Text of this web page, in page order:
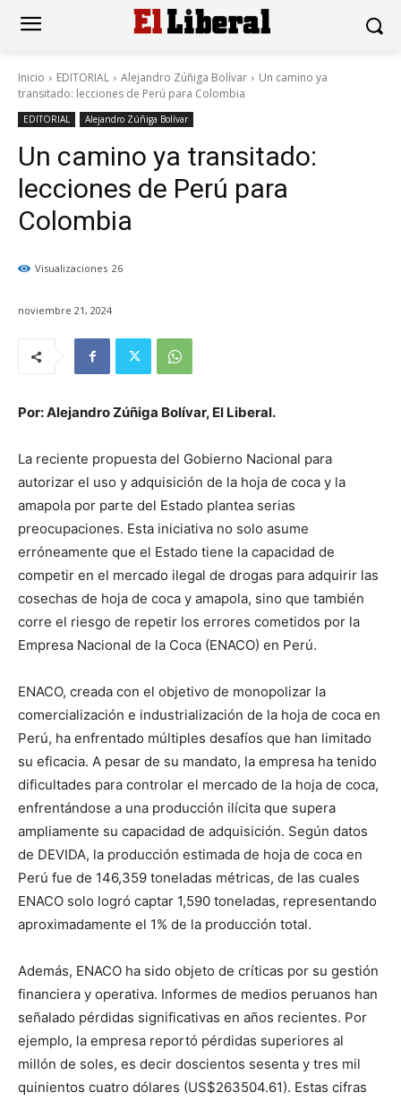
Inicio EDITORIAL Alejandro Zúñiga Bolívar
Un camino ya
transitado: lecciones de Perú para Colombia
EDITORIAL Alejandro Zúñiga Bolívar
Un camino ya transitado:
lecciones de Perú para
Colombia
Visualizaciones 26
noviembre 21, 2024
Por: Alejandro Zúñiga Bolívar, El Liberal.
La reciente propuesta del Gobierno Nacional para
autorizar el uso y adquisición de la hoja de coca y la
amapola por parte del Estado plantea serias
preocupaciones. Esta iniciativa no solo asume
erróneamente que el Estado tiene la capacidad de
competir en el mercado ilegal de drogas para adquirir las
cosechas de hoja de coca y amapola, sino que también
corre el riesgo de repetir los errores cometidos por la
Empresa Nacional de la Coca (ENACO) en Perú.
ENACO, creada con el objetivo de monopolizar la
comercialización e industrialización de la hoja de coca en
Perú, ha enfrentado múltiples desafíos que han limitado
su eficacia. A pesar de su mandato, la empresa ha tenido
dificultades para controlar el mercado de la hoja de coca,
enfrentándose a una producción ilícita que supera
ampliamente su capacidad de adquisición. Según datos
de DEVIDA, la producción estimada de hoja de coca en
Perú fue de 146,359 toneladas métricas, de las cuales
ENACO solo logró captar 1,590 toneladas, representando
aproximadamente el 1% de la producción total.
Además, ENACO ha sido objeto de críticas por su gestión
financiera y operativa. Informes de medios peruanos han
señalado pérdidas significativas en años recientes. Por
ejemplo, la empresa reportó pérdidas superiores al
millón de soles, es decir doscientos sesenta y tres mil
quinientos cuatro dólares (US$263504.61). Estas cifras